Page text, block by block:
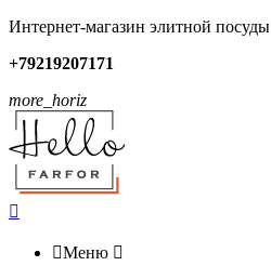
Интернет-магазин элитной посуды
+79219207171
more_horiz

Меню 